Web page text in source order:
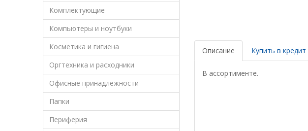
Комплектующие
Компьютеры и ноутбуки
Косметика и гигиена
Оргтехника и расходники
Офисные принадлежности
Папки
Периферия
Описание Купить в кредит
В ассортименте.